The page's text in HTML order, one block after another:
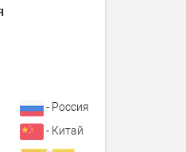
- Россия
- Китай